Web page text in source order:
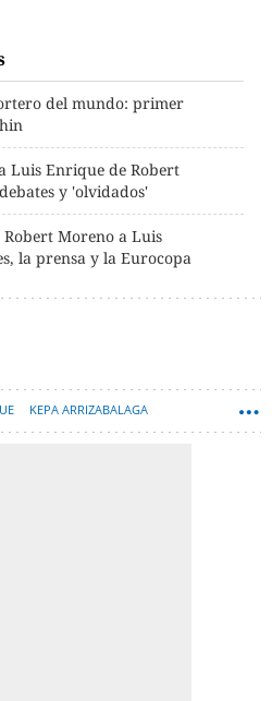
del mundo: primer
Luis Enrique de Robert
y 'olvidados'
Robert Moreno a Luis
la prensa y la Eurocopa
KEPA ARRIZABALAGA